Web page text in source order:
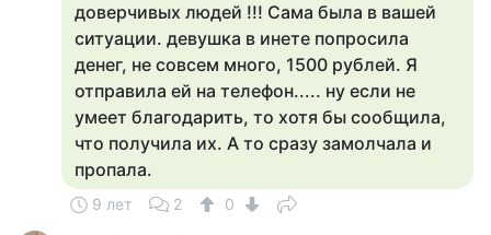
доверчивых людей !!! Сама была в вашей
ситуации. девушка в инете попросила
денег, не совсем много, 1500 рублей. Я
отправила ей на телефон..... ну если не
умеет благодарить, то хотя бы сообщила,
что получила их. А то сразу замолчала и
пропала.
9 лет 2
0